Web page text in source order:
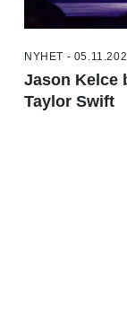
NYHET -
Jason Kelce
Taylor Swift